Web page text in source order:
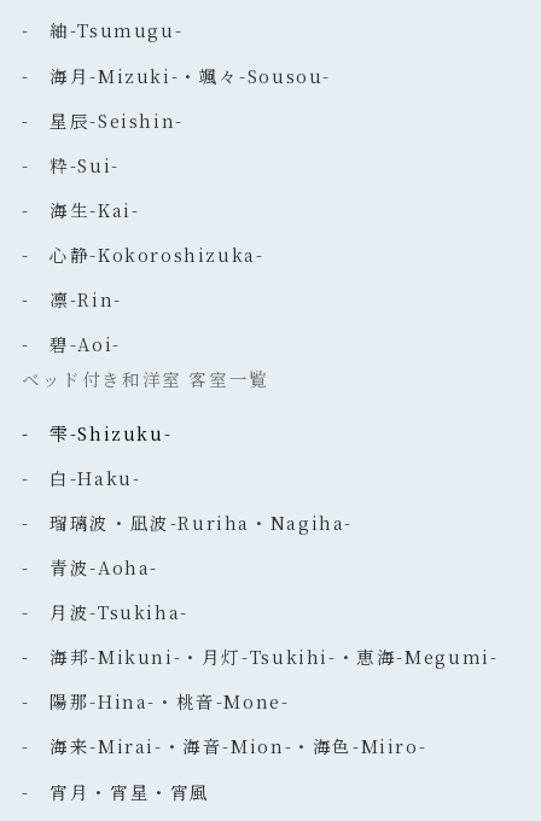
- 紬-Tsumugu-
- 海月-Mizuki-・颯々-Sousou-
- 星辰-Seishin-
- 粋-Sui-
- 海生-Kai-
- 心静-Kokoroshizuka-
- 凛-Rin-
- 碧-Aoi-
ベッド付き和洋室 客室一覧
- 雫-Shizuku-
- 白-Haku-
- 瑠璃波・凪波-Ruriha・Nagiha-
- 青波-Aoha-
- 月波-Tsukiha-
- 海邦-Mikuni-・月灯-Tsukihi-・恵海-Megumi-
- 陽那-Hina-・桃音-Mone-
- 海来-Mirai-・海音-Mion-・海色-Miiro-
- 宵月・宵星・宵風